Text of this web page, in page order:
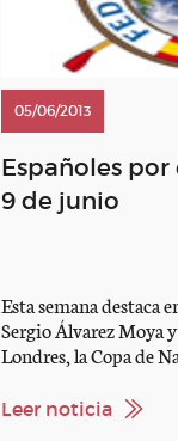
05/06/2013
Españoles
9 de junio
Esta semana destaca
Sergio Álvarez Moya
Londres, la Copa de
raid , la Doma Clásica
Leer noticia